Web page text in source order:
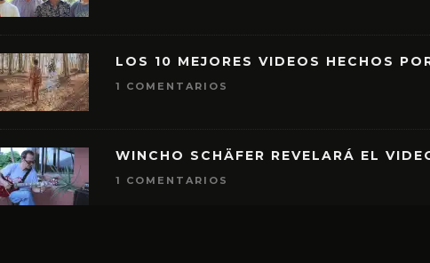
LOS 10 MEJORES VIDEOS HECHOS
1 COMENTARIOS
WINCHO SCHÄFER REVELARÁ EL
1 COMENTARIOS